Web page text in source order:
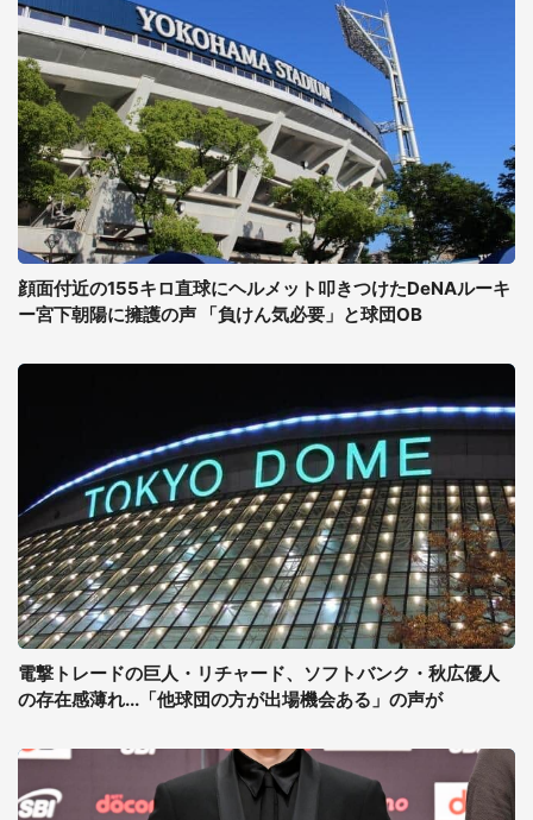
顔面付近の155キロ直球にヘルメット叩きつけたDeNAルーキ
ー宮下朝陽に擁護の声 「負けん気必要」と球団OB
電撃トレードの巨人・リチャード、ソフトバンク・秋広優人
の存在感薄れ...「他球団の方が出場機会ある」の声が